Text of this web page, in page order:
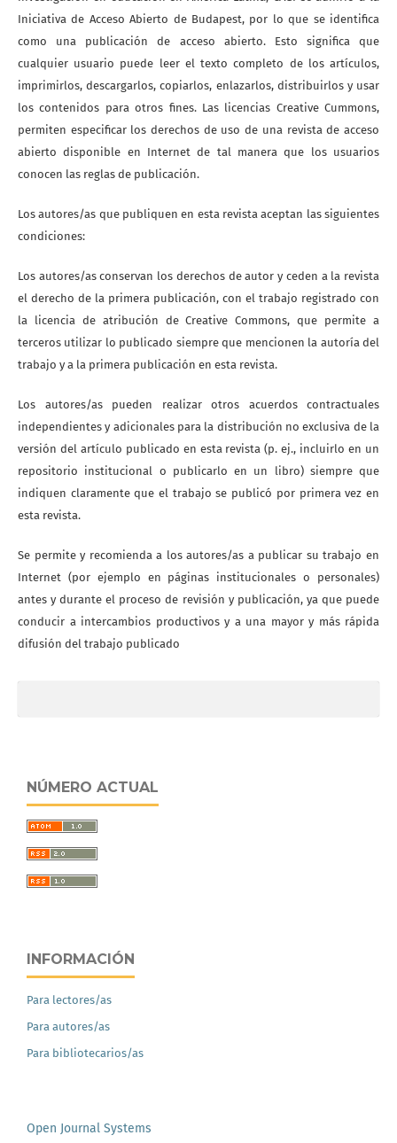
Iniciativa de Acceso Abierto de Budapest, por lo que se identifica
como una publicación de acceso abierto. Esto significa que
cualquier usuario puede leer el texto completo de los artículos,
imprimirlos, descargarlos, copiarlos, enlazarlos, distribuirlos y usar
los contenidos para otros fines. Las licencias Creative Cummons,
permiten especificar los derechos de uso de una revista de acceso
abierto disponible en Internet de tal manera que los usuarios
conocen las reglas de publicación.
Los autores/as que publiquen en esta revista aceptan las siguientes
condiciones:
Los autores/as conservan los derechos de autor y ceden a la revista
el derecho de la primera publicación, con el trabajo registrado con
la licencia de atribución de Creative Commons, que permite a
terceros utilizar lo publicado siempre que mencionen la autoría del
trabajo y a la primera publicación en esta revista.
Los autores/as pueden realizar otros acuerdos contractuales
independientes y adicionales para la distribución no exclusiva de la
versión del artículo publicado en esta revista (p. ej., incluirlo en un
repositorio institucional o publicarlo en un libro) siempre que
indiquen claramente que el trabajo se publicó por primera vez en
esta revista.
Se permite y recomienda a los autores/as a publicar su trabajo en
Internet (por ejemplo en páginas institucionales o personales)
antes y durante el proceso de revisión y publicación, ya que puede
conducir a intercambios productivos y a una mayor y más rápida
difusión del trabajo publicado
NÚMERO ACTUAL
INFORMACIÓN
Para lectores/as
Para autores/as
Para bibliotecarios/as
Open Journal Systems